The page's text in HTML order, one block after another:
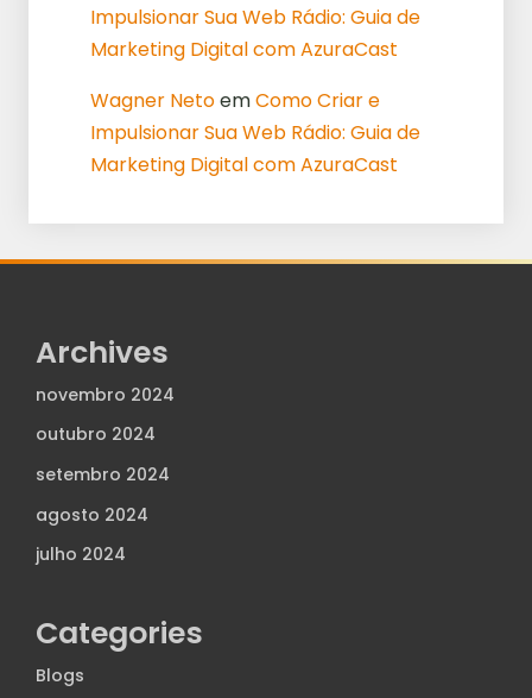
Impulsionar Sua Web Rádio: Guia de
Marketing Digital com AzuraCast
Wagner NetoemComo Criar e
Impulsionar Sua Web Rádio: Guia de
Marketing Digital com AzuraCast
Archives
novembro 2024
outubro 2024
setembro 2024
agosto 2024
julho 2024
Categories
Blogs